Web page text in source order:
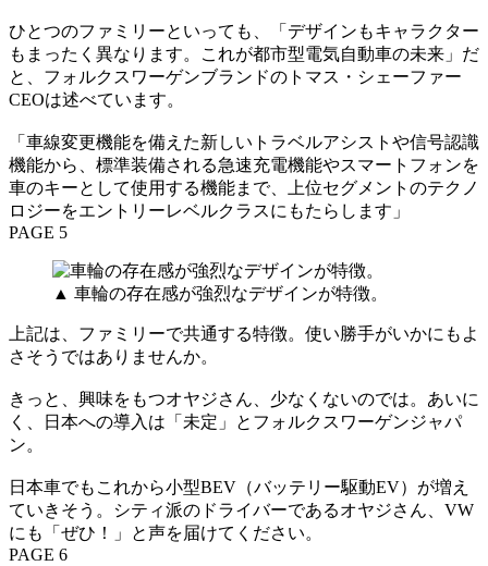
ひとつのファミリーといっても、「デザインもキャラクター
もまったく異なります。これが都市型電気自動車の未来」だ
と、フォルクスワーゲンブランドのトマス・シェーファー
CEOは述べています。
「車線変更機能を備えた新しいトラベルアシストや信号認識
機能から、標準装備される急速充電機能やスマートフォンを
車のキーとして使用する機能まで、上位セグメントのテクノ
ロジーをエントリーレベルクラスにもたらします」
PAGE 5
▲ 車輪の存在感が強烈なデザインが特徴。
上記は、ファミリーで共通する特徴。使い勝手がいかにもよ
さそうではありませんか。
きっと、興味をもつオヤジさん、少なくないのでは。あいに
く、日本への導入は「未定」とフォルクスワーゲンジャパ
ン。
日本車でもこれから小型BEV（バッテリー駆動EV）が増え
ていきそう。シティ派のドライバーであるオヤジさん、VW
にも「ぜひ！」と声を届けてください。
PAGE 6